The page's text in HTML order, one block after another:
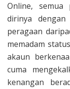
Online, semua
dirinya
peragaan
memadam status
akaun
cuma
kenangan